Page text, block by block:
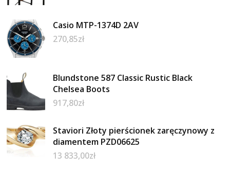
Casio MTP-1374D 2AV
270,85zł
Blundstone 587 Classic Rustic Black
Chelsea Boots
917,80zł
Staviori Złoty pierścionek zaręczynowy z
diamentem PZD06625
13 833,00zł